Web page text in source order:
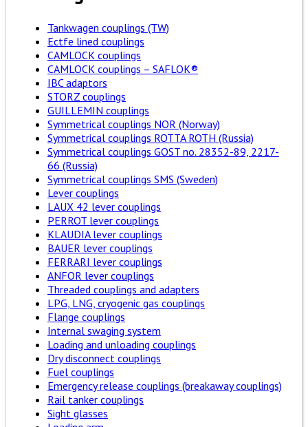
Tankwagen couplings (TW)
Ectfe lined couplings
CAMLOCK couplings
CAMLOCK couplings – SAFLOK®
IBC adaptors
STORZ couplings
GUILLEMIN couplings
Symmetrical couplings NOR (Norway)
Symmetrical couplings ROTTA ROTH (Russia)
Symmetrical couplings GOST no. 28352-89, 2217-
66 (Russia)
Symmetrical couplings SMS (Sweden)
Lever couplings
LAUX 42 lever couplings
PERROT lever couplings
KLAUDIA lever couplings
BAUER lever couplings
FERRARI lever couplings
ANFOR lever couplings
Threaded couplings and adapters
LPG, LNG, cryogenic gas couplings
Flange couplings
Internal swaging system
Loading and unloading couplings
Dry disconnect couplings
Fuel couplings
Emergency release couplings (breakaway couplings)
Rail tanker couplings
Sight glasses